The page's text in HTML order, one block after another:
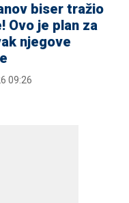
biser tražio
Ovo je plan za
njegove
09:26